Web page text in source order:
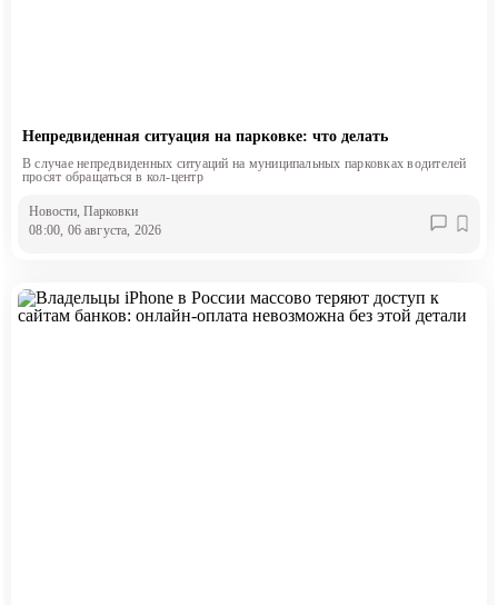
Непредвиденная ситуация на парковке: что делать
В случае непредвиденных ситуаций на муниципальных парковках водителей
просят обращаться в кол-центр
Новости, Парковки
08:00, 06 августа, 2026